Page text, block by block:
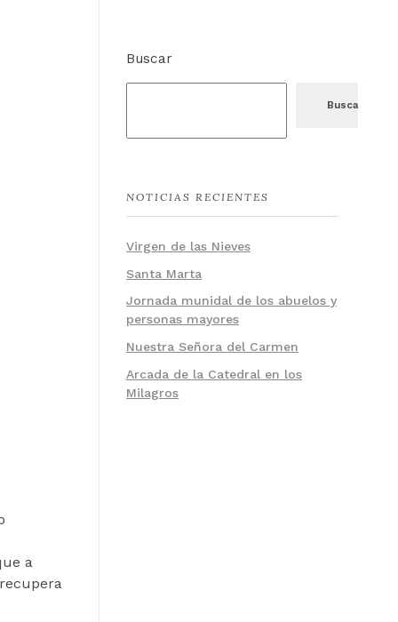
a
Buscar
Buscar
NOTICIAS RECIENTES
Virgen de las Nieves
Santa Marta
Jornada munidal de los abuelos y
personas mayores
Nuestra Señora del Carmen
Arcada de la Catedral en los
Milagros